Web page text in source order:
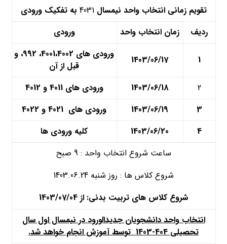
تقویم زمانی انتخاب واحد نیمسال4031 به تفکیک ورودی
ردیف
زمان انتخاب واحد ورودی
1
1403/06/17
ورودی های 4001،4002، 992، و
قبل از آن
2
1403/06/18
ورودی های 4011 و 4012
3
1403/06/19
ورودی های 4021 و 4022
4
1403/06/20
کلیه ورودی ها
ساعت شروع انتخاب واحد : 9 صبح
شروع کلاس ها : روز شنبه 1403.06.24
شروع کلاس های تربیت بدنی: از 1403/07/04
انتخاب واحد دانشجویان جدیدالورود در نیمسال اول سال
تحصیلی 404-1403 توسط آموزش انجام خواهد شد.